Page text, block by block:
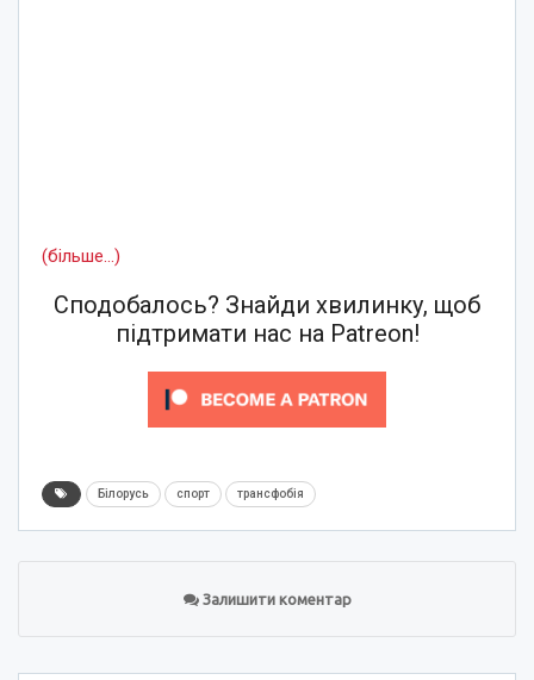
(більше…)
Сподобалось? Знайди хвилинку, щоб
підтримати нас на Patreon!
Білорусь спорт трансфобія
Залишити коментар